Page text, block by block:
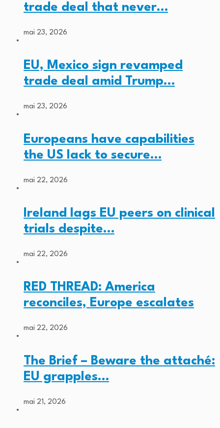
trade deal that never…
mai 23, 2026
EU, Mexico sign revamped
trade deal amid Trump…
mai 23, 2026
Europeans have capabilities
the US lack to secure…
mai 22, 2026
Ireland lags EU peers on clinical
trials despite…
mai 22, 2026
RED THREAD: America
reconciles, Europe escalates
mai 22, 2026
The Brief – Beware the attaché:
EU grapples…
mai 21, 2026